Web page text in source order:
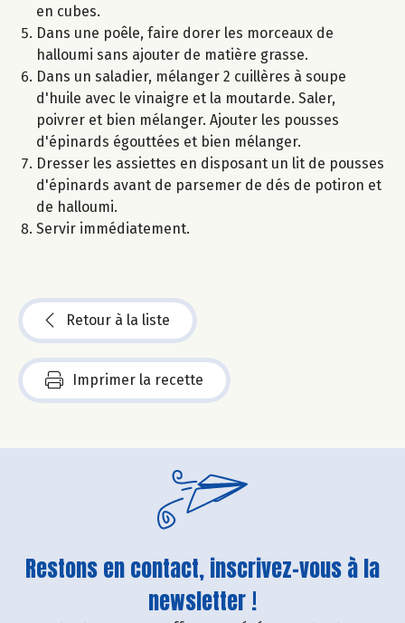
en cubes.
Dans une poêle, faire dorer les morceaux de
halloumi sans ajouter de matière grasse.
Dans un saladier, mélanger 2 cuillères à soupe
d'huile avec le vinaigre et la moutarde. Saler,
poivrer et bien mélanger. Ajouter les pousses
d'épinards égouttées et bien mélanger.
Dresser les assiettes en disposant un lit de pousses
d'épinards avant de parsemer de dés de potiron et
de halloumi.
Servir immédiatement.
Retour à la liste
Imprimer la recette
Restons en contact, inscrivez-vous à la
newsletter !